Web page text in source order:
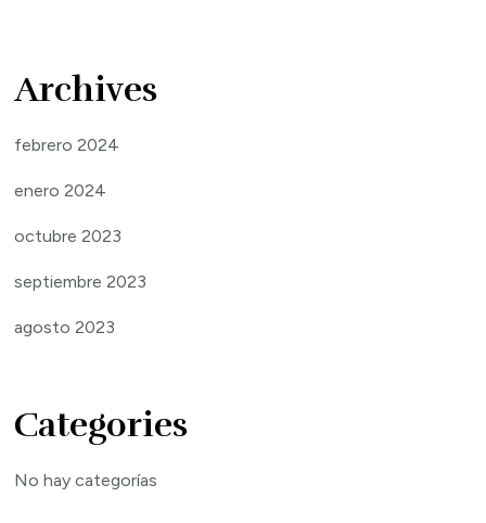
Archives
febrero 2024
enero 2024
octubre 2023
septiembre 2023
agosto 2023
Categories
No hay categorías